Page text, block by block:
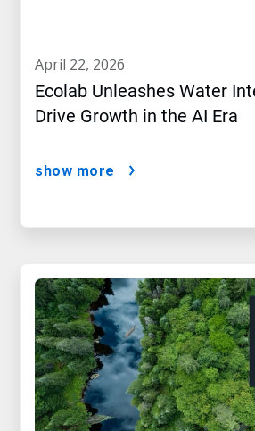
april 22, 2026
Ecolab Unleashes Water
Drive Growth in the AI Era
show more